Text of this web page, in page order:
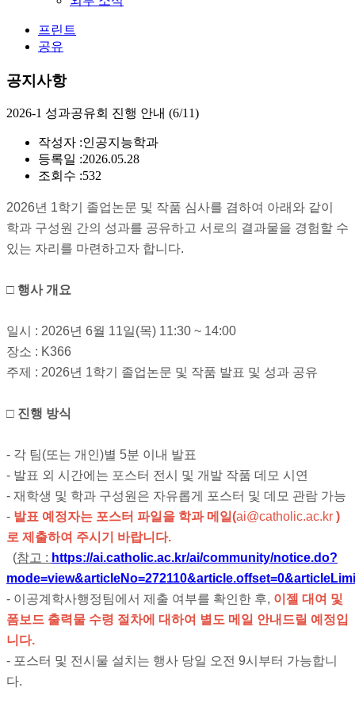
프린트
공유
공지사항
2026-1 성과공유회 진행 안내 (6/11)
작성자 :인공지능학과
등록일 :2026.05.28
조회수 :532
2026년 1학기 졸업논문 및 작품 심사를 겸하여 아래와 같이
학과 구성원 간의 성과를 공유하고 서로의 결과물을 경험할 수
있는 자리를 마련하고자 합니다.
□ 행사 개요
일시 : 2026년 6월 11일(목) 11:30 ~ 14:00
장소 : K366
주제 : 2026년 1학기 졸업논문 및 작품 발표 및 성과 공유
□ 진행 방식
- 각 팀(또는 개인)별 5분 이내 발표
- 발표 외 시간에는 포스터 전시 및 개발 작품 데모 시연
- 재학생 및 학과 구성원은 자유롭게 포스터 및 데모 관람 가능
- 발표 예정자는 포스터 파일을 학과 메일(ai@catholic.ac.kr )
로 제출하여 주시기 바랍니다.
(참고 : https://ai.catholic.ac.kr/ai/community/notice.do?
- 이공계학사행정팀에서 제출 여부를 확인한 후, 이젤 대여 및
폼보드 출력물 수령 절차에 대하여 별도 메일 안내드릴 예정입
니다.
- 포스터 및 전시물 설치는 행사 당일 오전 9시부터 가능합니
다.